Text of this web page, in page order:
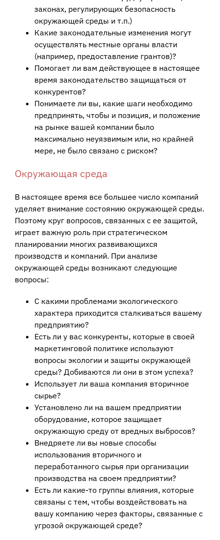
законах, регулирующих безопасность
окружающей среды и т.п.)
Какие законодательные изменения могут
осуществлять местные органы власти
(например, предоставление грантов)?
Помогает ли вам действующее в настоящее
время законодательство защищаться от
конкурентов?
Понимаете ли вы, какие шаги необходимо
предпринять, чтобы и позиция, и положение
на рынке вашей компании было
максимально неуязвимым или, но крайней
мере, не было связано с риском?
Окружающая среда
В настоящее время все большее число компаний
уделяет внимание состоянию окружающей среды.
Поэтому круг вопросов, связанных с ее защитой,
играет важную роль при стратегическом
планировании многих развивающихся
производств и компаний. При анализе
окружающей среды возникают следующие
вопросы:
С какими проблемами экологического
характера приходится сталкиваться вашему
предприятию?
Есть ли у вас конкуренты, которые в своей
маркетинговой политике используют
вопросы экологии и защиты окружающей
среды? Добиваются ли они в этом успеха?
Использует ли ваша компания вторичное
сырье?
Установлено ли на вашем предприятии
оборудование, которое защищает
окружающую среду от вредных выбросов?
Внедряете ли вы новые способы
использования вторичного и
переработанного сырья при организации
производства на своем предприятии?
Есть ли какие-то группы влияния, которые
связаны с тем, чтобы воздействовать на
вашу компанию через факторы, связанные с
угрозой окружающей среде?